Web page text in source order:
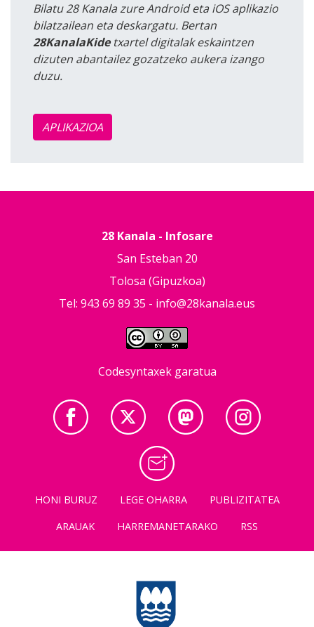
Bilatu 28 Kanala zure Android eta iOS aplikazio
bilatzailean eta deskargatu. Bertan
28KanalaKidetxartel digitalak eskaintzen
dizuten abantailez gozatzeko aukera izango
duzu.
APLIKAZIOA
28 Kanala - Infosare
San Esteban 20
Tolosa (Gipuzkoa)
Tel: 943 69 89 35 - info@28kanala.eus
Codesyntaxek garatua
HONI BURUZ LEGE OHARRA
PUBLIZITATEA
ARAUAK
HARREMANETARAKO RSS